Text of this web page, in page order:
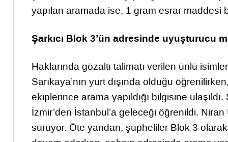
yapılan aramada ise, 1 gram esrar maddesi
Şarkıcı Blok 3’ün adresinde uyuşturucu
Haklarında gözaltı talimatı verilen ünlü
Sarıkaya’nın yurt dışında olduğu
ekiplerince arama yapıldığı bilgisine
İzmir’den İstanbul’a geleceği öğrenildi.
sürüyor. Öte yandan, şüpheliler Blok 3 olarak